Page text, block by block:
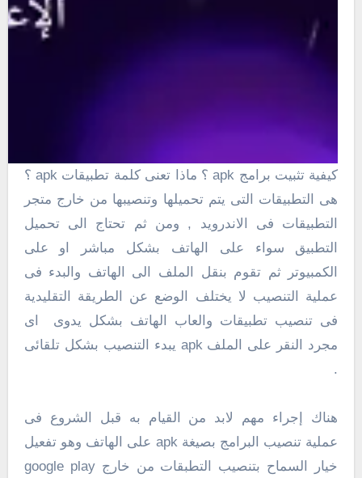
كيفية تثبيت برامج apk ؟ ماذا تعنى كلمة تطبيقات apk ؟
هى التطبيقات التى يتم تحميلها وتنصيبها من خارج متجر
التطبيقات فى الاندرويد , ومن ثم تحتاج الى تحميل
التطبيق سواء على الهاتف بشكل مباشر او على
الكمبيوتر ثم تقوم بنقل الملف الى الهاتف والبدء فى
عملية التنصيب لا يختلف الوضع عن الطريقة التقليدية
فى تنصيب تطبيقات والعاب الهاتف بشكل يدوى اى
مجرد النقر على الملف apk يبدء التنصيب بشكل تلقائى
.
هناك إجراء مهم لابد من القيام به قبل الشروع فى
عملية تنصيب البرامج بصيغة apk على الهاتف وهو تفعيل
خيار السماح بتنصيب التطبقات من خارج google play